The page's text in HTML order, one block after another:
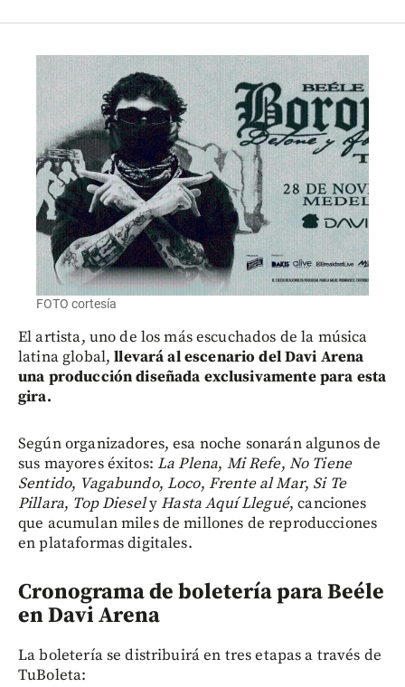
FOTO cortesía
El artista, uno de los más escuchados de la música
latina global,llevará al escenario del Davi Arena
una producción diseñada exclusivamente para esta
gira.
Según organizadores, esa noche sonarán algunos de
sus mayores éxitos: La Plena, Mi Refe, No Tiene
Sentido, Vagabundo,Loco, Frente al Mar, Si Te
Pillara, Top DieselyHasta Aquí Llegué, canciones
que acumulan miles de millones de reproducciones
en plataformas digitales.
Cronograma de boletería para Beéle
en Davi Arena
La boletería se distribuirá en tres etapas a través de
TuBoleta: